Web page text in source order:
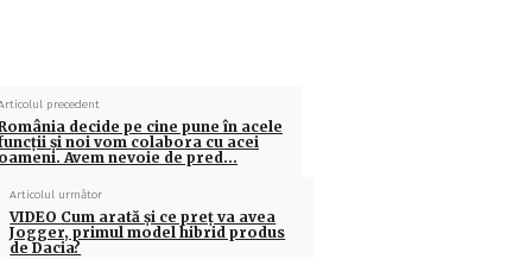
precedent
decide pe cine pune în acele
şi noi vom colabora cu acei
Avem nevoie de pred…
Articolul următor
VIDEO Cum arată și ce preț va avea
Jogger, primul model hibrid produs
de Dacia?